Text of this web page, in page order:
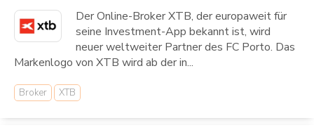
Der Online-Broker XTB, der europaweit für
seine Investment-App bekannt ist, wird
neuer weltweiter Partner des FC Porto. Das
Markenlogo von XTB wird ab der in...
Broker XTB